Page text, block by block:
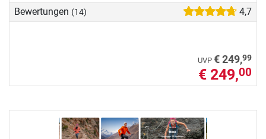
Bewertungen (14) 4,7
UVP € 249,99
€ 249,00